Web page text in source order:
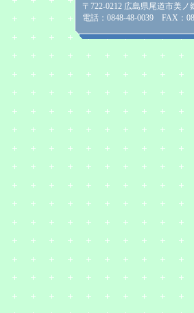
〒722-0212 広島県尾道市美ノ
電話：0848-48-0039 FAX：